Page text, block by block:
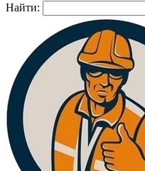
Найти: